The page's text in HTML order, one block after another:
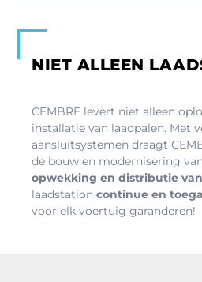
NIET ALLEEN
CEMBRE levert niet alleen
installatie van laadpalen. Met
aansluitsystemen draagt
de bouw en modernisering van
opwekking en distributie
laadstation continue en
voor elk voertuig garanderen!